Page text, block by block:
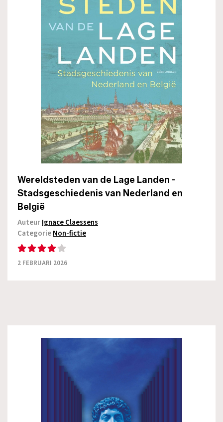
Wereldsteden van de Lage Landen -
Stadsgeschiedenis van Nederland en
België
AuteurIgnace Claessens
CategorieNon-fictie
2 FEBRUARI 2026